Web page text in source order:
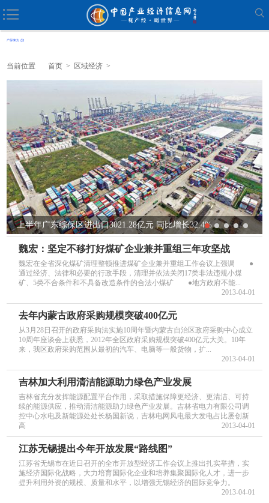
当前位置 首页 > 区域经济 >
上半年广东综保区进出口3021.28亿元 同比增长32.4%
魏宏：坚定不移打好煤矿企业兼并重组三年攻坚战
魏宏在全省深化煤矿清理整顿推进煤矿企业兼并重组工作会议上强调 ●
通过经济、法律和必要的行政手段，清理并依法关闭17类非法违规小煤
矿、5类不合条件和不具备改造条件的合法小煤矿 ●地方政府不能...
2013-04-01
去年内蒙古政府采购规模突破400亿元
从3月28日召开的政府采购法实施10周年暨内蒙古自治区政府采购中心成立
10周年座谈会上获悉，2012年全区政府采购规模突破400亿元大关。10年
来，我区政府采购范围从最初的汽车、电脑等一般货物，扩...
2013-04-01
吉林加大利用清洁能源助力绿色产业发展
吉林省充分发挥能源配置平台作用，采取措施保障更经济、更清洁、可持
续的能源供应，推动清洁能源助力绿色产业发展。吉林省电力有限公司调
控中心水电及新能源处处长杨国新说，吉林电网风电最大发电占比屡创新
高
2013-04-01
江苏无锡提出今年开放发展“路线图”
江苏省无锡市在近日召开的全市开放型经济工作会议上推出扎实举措，实
施经济国际化战略，大力培育国际化企业和培养集聚国际化人才，进一步
提升利用外资的规模、质量和水平，以增强无锡经济的国际竞争力。
2013-04-01